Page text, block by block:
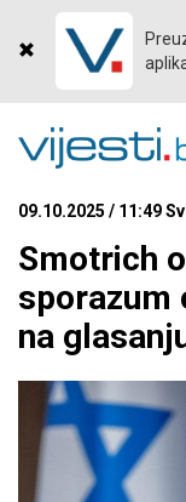
09.10.2025 / 11:49
Smotrich
sporazum
na